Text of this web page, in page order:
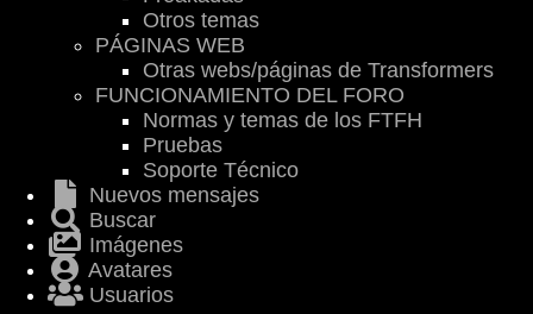
Otros temas
PÁGINAS WEB
Otras webs/páginas de Transformers
FUNCIONAMIENTO DEL FORO
Normas y temas de los FTFH
Pruebas
Soporte Técnico
Nuevos mensajes
Buscar
Imágenes
Avatares
Usuarios